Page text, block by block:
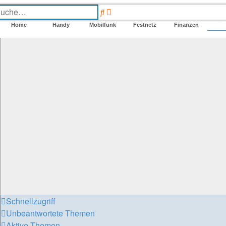
Home Handy Mobilfunk Festnetz Finanzen
Suche
Suche
Schnellzugriff
Unbeantwortete Themen